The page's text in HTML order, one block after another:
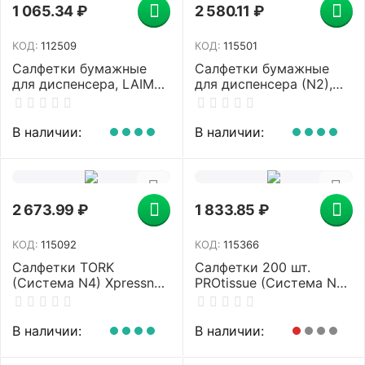
1 065.34₽
КОД: 112509
Салфетки бумажные
для диспенсера, LAIMA
(N2) PREMIUM, 1-
пачек по 100 шт.,
В наличии:
2 580.11 ₽
КОД: 115501
Салфетки бумажные
для диспенсера (N2),
LAIMA PREMIUM,
300 шт., 20х17 см,
В наличии:
2 673.99 ₽
КОД: 115092
Салфетки TORK
(Система N4) Xpressnap
Universal, 2-слойные,
шт., белые, 10844
В наличии:
1 833.85 ₽
КОД: 115366
Салфетки 200 шт.
PROtissue (Система N4)
PREMIUM, 2-слойные,
см, V-сложение, белые,
В наличии: